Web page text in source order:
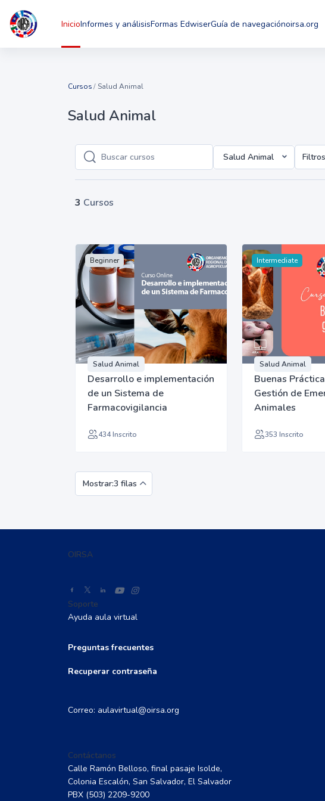
InicioInformes y análisisFormas EdwiserGuía de navegaciónoirsa.org
Cursos Salud Animal
Salud Animal
Buscar cursos
Buscar cursos Salud Animal Filtros
3 Cursos
Beginner
Salud Animal
Desarrollo e implementación
de un Sistema de
Farmacovigilancia
434 Inscrito
Intermediate
Salud Animal
Buenas
Gestión de
Animales
353 Inscrito
Mostrar:3 filas
OIRSA
Soporte
Ayuda aula virtual
Preguntas frecuentes
Recuperar contraseña
Correo: aulavirtual@oirsa.org
Contáctanos
Calle Ramón Belloso, final pasaje Isolde,
Colonia Escalón, San Salvador, El Salvador
PBX (503) 2209-9200